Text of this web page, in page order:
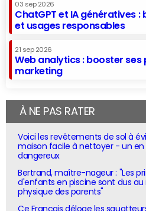
03 sep 2026
ChatGPT et IA génératives :
et usages responsables
21 sep 2026
Web analytics : booster
marketing
À NE PAS RATER
Voici les revêtements de sol à
maison facile à nettoyer - un
dangereux
Bertrand, maître-nageur : "Les
d'enfants en piscine sont dus
physique des parents"
Ce Français déloge les